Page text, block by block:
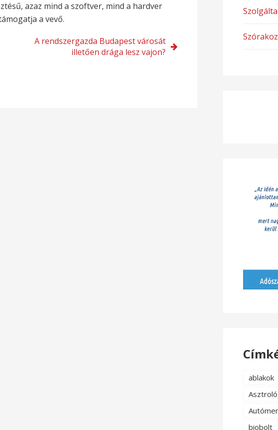
azaz mind a szoftver, mind a hardver
a vevő.
A rendszergazda Budapest városát
illetően drága lesz vajon?
ablakok
biobolt